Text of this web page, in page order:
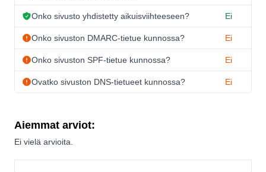
Onko sivusto yhdistetty aikuisviihteeseen? Ei
Onko sivuston DMARC-tietue kunnossa? Ei
Onko sivuston SPF-tietue kunnossa? Ei
Ovatko sivuston DNS-tietueet kunnossa? Ei
Aiemmat arviot:
Ei vielä arvioita.